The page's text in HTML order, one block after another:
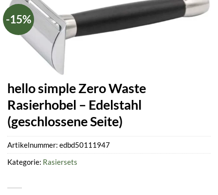
-15%
hello simple Zero Waste
Rasierhobel – Edelstahl
(geschlossene Seite)
Artikelnummer: edbd50111947
Kategorie: Rasiersets